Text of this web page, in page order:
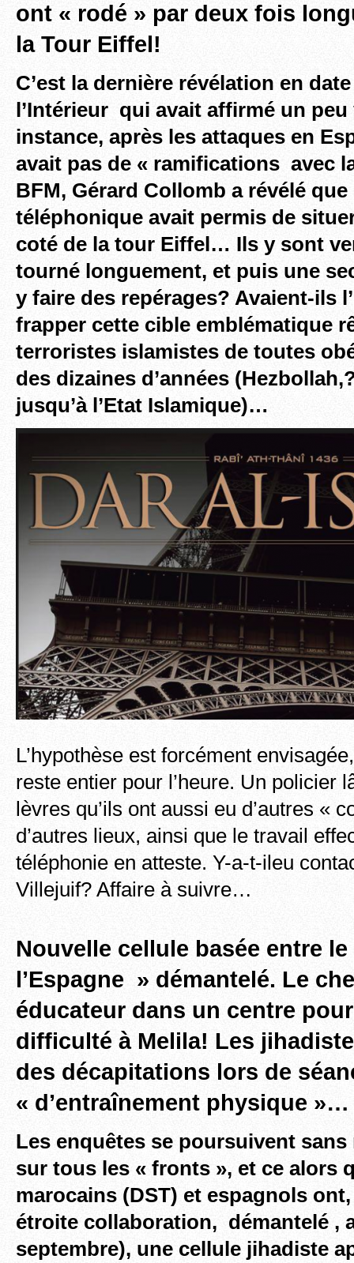
ont « rodé » par deux fois
la Tour Eiffel!
C’est la dernière révélation en
l’Intérieur qui avait affirmé un
instance, après les attaques en
avait pas de « ramifications avec
BFM, Gérard Collomb a révélé
téléphonique avait permis de
coté de la tour Eiffel… Ils y sont
tourné longuement, et puis une
y faire des repérages? Avaient-ils
frapper cette cible emblématique
terroristes islamistes de toutes
des dizaines d’années
jusqu’à l’Etat Islamique)…
L’hypothèse est forcément
reste entier pour l’heure. Un policier
lèvres qu’ils ont aussi eu d’autres «
d’autres lieux, ainsi que le travail
téléphonie en atteste. Y-a-t-ileu
Villejuif? Affaire à suivre…
Nouvelle cellule basée entre le
l’Espagne » démantelé. Le
éducateur dans un centre
difficulté à Melila! Les
des décapitations lors de
« d’entraînement physique »…
Les enquêtes se poursuivent
sur tous les « fronts », et ce alors
marocains (DST) et espagnols
étroite collaboration, démantelé ,
septembre), une cellule jihadiste